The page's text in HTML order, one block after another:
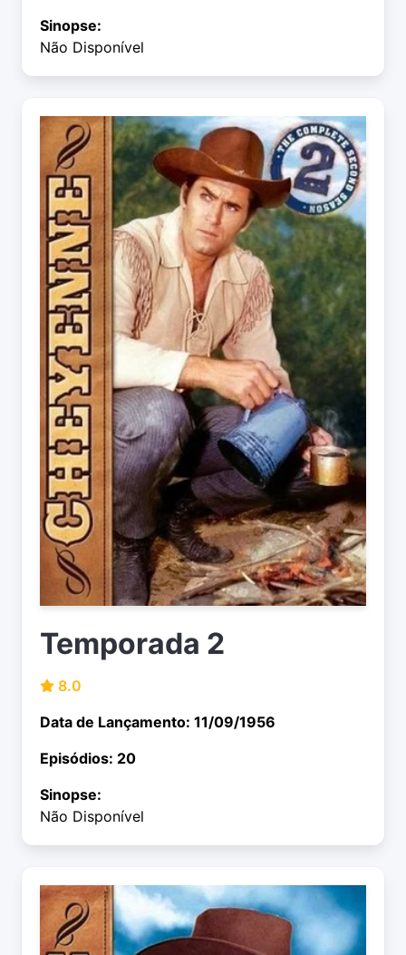
Sinopse:
Não Disponível
Temporada 2
8.0
Data de Lançamento: 11/09/1956
Episódios: 20
Sinopse:
Não Disponível